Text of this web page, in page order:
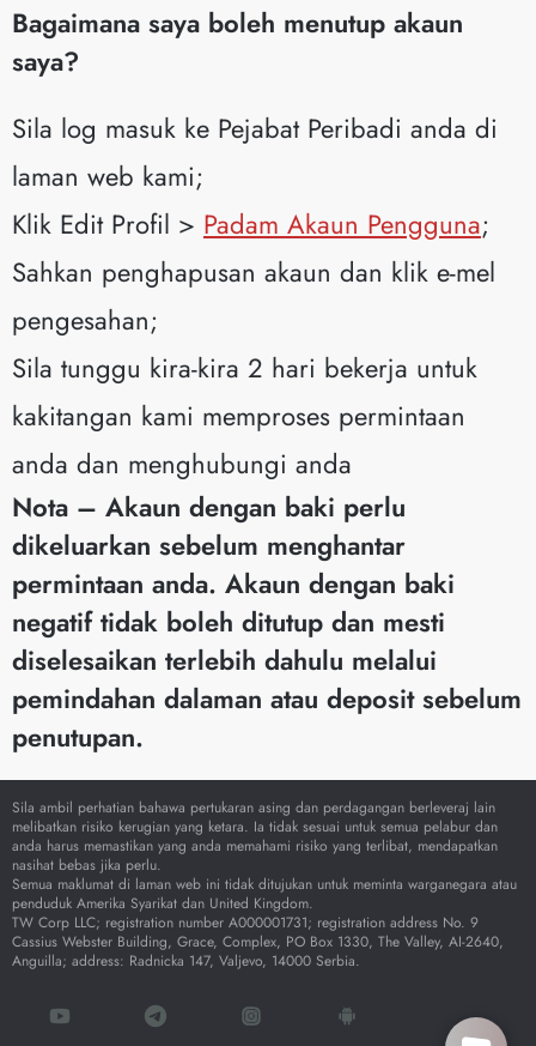
Bagaimana saya boleh menutup akaun
saya?
Sila log masuk ke Pejabat Peribadi anda di
laman web kami;
Klik Edit Profil > Padam Akaun Pengguna;
Sahkan penghapusan akaun dan klik e-mel
pengesahan;
Sila tunggu kira-kira 2 hari bekerja untuk
kakitangan kami memproses permintaan
anda dan menghubungi anda
Nota – Akaun dengan baki perlu
dikeluarkan sebelum menghantar
permintaan anda. Akaun dengan baki
negatif tidak boleh ditutup dan mesti
diselesaikan terlebih dahulu melalui
pemindahan dalaman atau deposit sebelum
penutupan.
Sila ambil perhatian bahawa pertukaran asing dan perdagangan berleveraj lain
melibatkan risiko kerugian yang ketara. Ia tidak sesuai untuk semua pelabur dan
anda harus memastikan yang anda memahami risiko yang terlibat, mendapatkan
nasihat bebas jika perlu.
Semua maklumat di laman web ini tidak ditujukan untuk meminta warganegara atau
penduduk Amerika Syarikat dan United Kingdom.
TW Corp LLC; registration number A000001731; registration address No. 9
Cassius Webster Building, Grace, Complex, PO Box 1330, The Valley, AI-2640,
Anguilla; address: Radnicka 147, Valjevo, 14000 Serbia.